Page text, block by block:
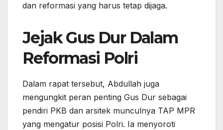
dan reformasi yang harus tetap dijaga.
Jejak Gus Dur Dalam
Reformasi Polri
Dalam rapat tersebut, Abdullah juga
mengungkit peran penting Gus Dur sebagai
pendiri PKB dan arsitek munculnya TAP MPR
yang mengatur posisi Polri. Ia menyoroti